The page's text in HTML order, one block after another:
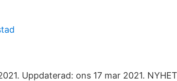
Uppdaterad: ons 17 mar 2021.